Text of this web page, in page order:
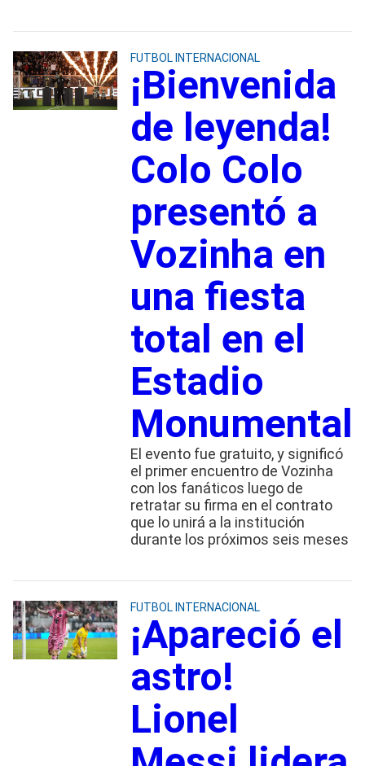
FUTBOL INTERNACIONAL
¡Bienvenida
de leyenda!
Colo Colo
presentó a
Vozinha en
una fiesta
total en el
Estadio
Monumental
El evento fue gratuito, y significó
el primer encuentro de Vozinha
con los fanáticos luego de
retratar su firma en el contrato
que lo unirá a la institución
durante los próximos seis meses
FUTBOL INTERNACIONAL
¡Apareció el
astro!
Lionel